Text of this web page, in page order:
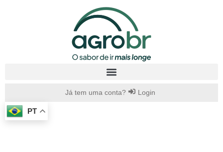
Já tem uma conta? Login
PT